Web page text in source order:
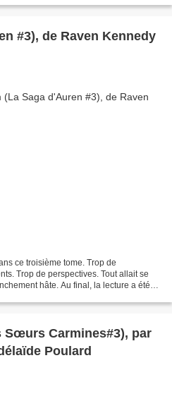
#3), de Raven Kennedy
ce troisième tome. Trop de
Trop de perspectives. Tout allait se
hâte. Au final, la lecture a été
Sœurs Carmines#3), par
Poulard